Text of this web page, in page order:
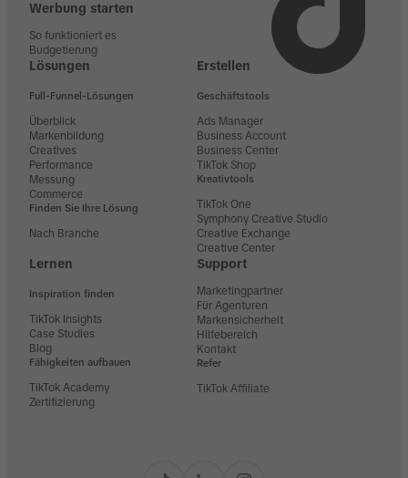
Werbung starten
So funktioniert es
Budgetierung
Lösungen
Full-Funnel-Lösungen
Überblick
Markenbildung
Creatives
Performance
Messung
Commerce
Finden Sie Ihre Lösung
Nach Branche
Erstellen
Geschäftstools
Ads Manager
Business Account
Business Center
TikTok Shop
Kreativtools
TikTok One
Symphony Creative Studio
Creative Exchange
Creative Center
Lernen
Inspiration finden
TikTok Insights
Case Studies
Blog
Fähigkeiten aufbauen
TikTok Academy
Zertifizierung
Support
Marketingpartner
Für Agenturen
Markensicherheit
Hilfebereich
Kontakt
Refer
TikTok Affiliate